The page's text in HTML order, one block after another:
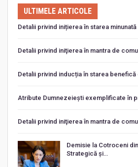
ULTIMELE ARTICOLE
Detalii privind inițierea în starea
Detalii privind iniţierea în mantra de
Detalii privind inducția în starea
Atribute Dumnezeiești exemplificate în
Detalii privind iniţierea în mantra de
Demisie la Cotroceni
Strategică și…